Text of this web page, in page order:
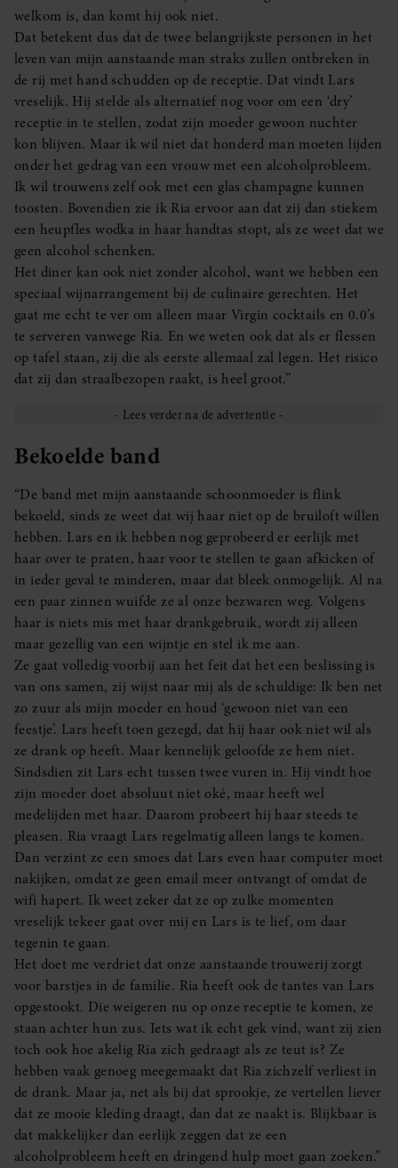
welkom is, dan komt hij ook niet.
Dat betekent dus dat de twee belangrijkste personen in het
leven van mijn aanstaande man straks zullen ontbreken in
de rij met hand schudden op de receptie. Dat vindt Lars
vreselijk. Hij stelde als alternatief nog voor om een ‘dry’
receptie in te stellen, zodat zijn moeder gewoon nuchter
kon blijven. Maar ik wil niet dat honderd man moeten lijden
onder het gedrag van een vrouw met een alcoholprobleem.
Ik wil trouwens zelf ook met een glas champagne kunnen
toosten. Bovendien zie ik Ria ervoor aan dat zij dan stiekem
een heupfles wodka in haar handtas stopt, als ze weet dat we
geen alcohol schenken.
Het diner kan ook niet zonder alcohol, want we hebben een
speciaal wijnarrangement bij de culinaire gerechten. Het
gaat me echt te ver om alleen maar Virgin cocktails en 0.0’s
te serveren vanwege Ria. En we weten ook dat als er flessen
op tafel staan, zij die als eerste allemaal zal legen. Het risico
dat zij dan straalbezopen raakt, is heel groot.”
Bekoelde band
“De band met mijn aanstaande schoonmoeder is flink
bekoeld, sinds ze weet dat wij haar niet op de bruiloft willen
hebben. Lars en ik hebben nog geprobeerd er eerlijk met
haar over te praten, haar voor te stellen te gaan afkicken of
in ieder geval te minderen, maar dat bleek onmogelijk. Al na
een paar zinnen wuifde ze al onze bezwaren weg. Volgens
haar is niets mis met haar drankgebruik, wordt zij alleen
maar gezellig van een wijntje en stel ik me aan.
Ze gaat volledig voorbij aan het feit dat het een beslissing is
van ons samen, zij wijst naar mij als de schuldige: Ik ben net
zo zuur als mijn moeder en houd ‘gewoon niet van een
feestje’. Lars heeft toen gezegd, dat hij haar ook niet wil als
ze drank op heeft. Maar kennelijk geloofde ze hem niet.
Sindsdien zit Lars echt tussen twee vuren in. Hij vindt hoe
zijn moeder doet absoluut niet oké, maar heeft wel
medelijden met haar. Daarom probeert hij haar steeds te
pleasen. Ria vraagt Lars regelmatig alleen langs te komen.
Dan verzint ze een smoes dat Lars even haar computer moet
nakijken, omdat ze geen email meer ontvangt of omdat de
wifi hapert. Ik weet zeker dat ze op zulke momenten
vreselijk tekeer gaat over mij en Lars is te lief, om daar
tegenin te gaan.
Het doet me verdriet dat onze aanstaande trouwerij zorgt
voor barstjes in de familie. Ria heeft ook de tantes van Lars
opgestookt. Die weigeren nu op onze receptie te komen, ze
staan achter hun zus. Iets wat ik echt gek vind, want zij zien
toch ook hoe akelig Ria zich gedraagt als ze teut is? Ze
hebben vaak genoeg meegemaakt dat Ria zichzelf verliest in
de drank. Maar ja, net als bij dat sprookje, ze vertellen liever
dat ze mooie kleding draagt, dan dat ze naakt is. Blijkbaar is
dat makkelijker dan eerlijk zeggen dat ze een
alcoholprobleem heeft en dringend hulp moet gaan zoeken.”